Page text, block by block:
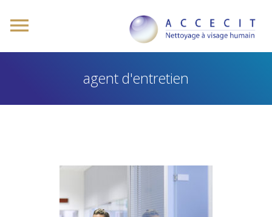
agent d'entretien